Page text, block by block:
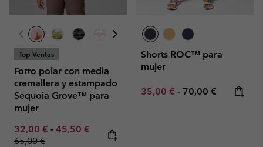
Top Ventas
Forro polar con media
cremallera y estampado
Sequoia Grove™ para
mujer
Minimum sale price:
32,00 € - Maximum sale price:
45,50 € Regular price:
65,00 €
Shorts ROC™ para
mujer
Minimum sale price:
35,00 € - Maximum price:
70,00 €